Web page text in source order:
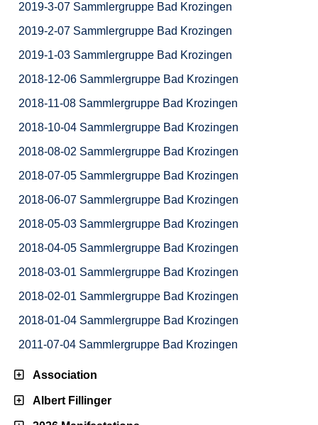
2019-3-07 Sammlergruppe Bad Krozingen
2019-2-07 Sammlergruppe Bad Krozingen
2019-1-03 Sammlergruppe Bad Krozingen
2018-12-06 Sammlergruppe Bad Krozingen
2018-11-08 Sammlergruppe Bad Krozingen
2018-10-04 Sammlergruppe Bad Krozingen
2018-08-02 Sammlergruppe Bad Krozingen
2018-07-05 Sammlergruppe Bad Krozingen
2018-06-07 Sammlergruppe Bad Krozingen
2018-05-03 Sammlergruppe Bad Krozingen
2018-04-05 Sammlergruppe Bad Krozingen
2018-03-01 Sammlergruppe Bad Krozingen
2018-02-01 Sammlergruppe Bad Krozingen
2018-01-04 Sammlergruppe Bad Krozingen
2011-07-04 Sammlergruppe Bad Krozingen
Association
Albert Fillinger